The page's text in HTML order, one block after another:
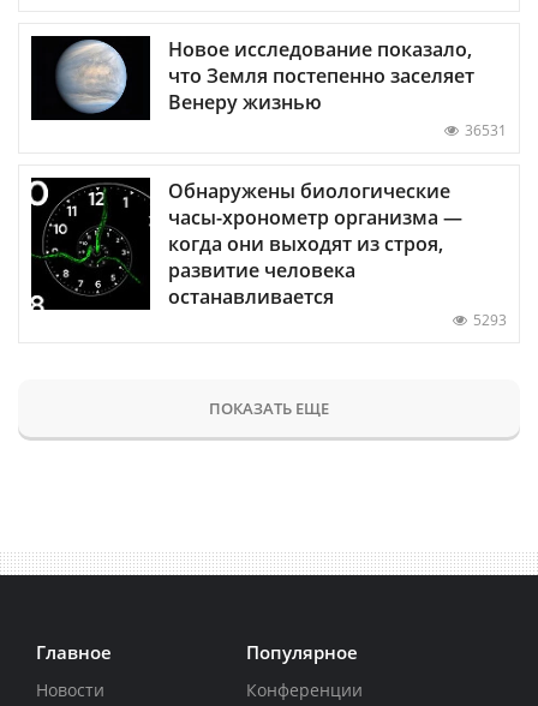
Новое исследование показало,
что Земля постепенно заселяет
Венеру жизнью
36531
Обнаружены биологические
часы-хронометр организма —
когда они выходят из строя,
развитие человека
останавливается
5293
ПОКАЗАТЬ ЕЩЕ
Главное
Новости
Популярное
Конференции